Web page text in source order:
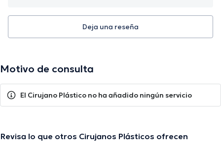
Deja una reseña
Motivo de consulta
El Cirujano Plástico no ha añadido ningún servicio
Revisa lo que otros Cirujanos Plásticos ofrecen